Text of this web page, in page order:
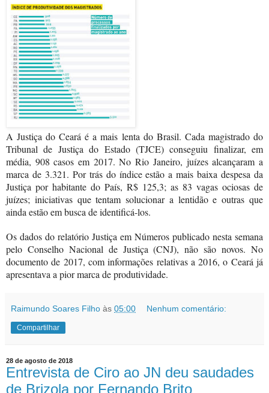
A Justiça do Ceará é a mais lenta do Brasil. Cada magistrado do
Tribunal de Justiça do Estado (TJCE) conseguiu finalizar, em
média, 908 casos em 2017. No Rio Janeiro, juízes alcançaram a
marca de 3.321. Por trás do índice estão a mais baixa despesa da
Justiça por habitante do País, R$ 125,3; as 83 vagas ociosas de
juízes; iniciativas que tentam solucionar a lentidão e outras que
ainda estão em busca de identificá-los.
Os dados do relatório Justiça em Números publicado nesta semana
pelo Conselho Nacional de Justiça (CNJ), não são novos. No
documento de 2017, com informações relativas a 2016, o Ceará já
apresentava a pior marca de produtividade.
Raimundo Soares Filho às 05:00 Nenhum comentário:
Compartilhar
28 de agosto de 2018
Entrevista de Ciro ao JN deu saudades
de Brizola por Fernando Brito